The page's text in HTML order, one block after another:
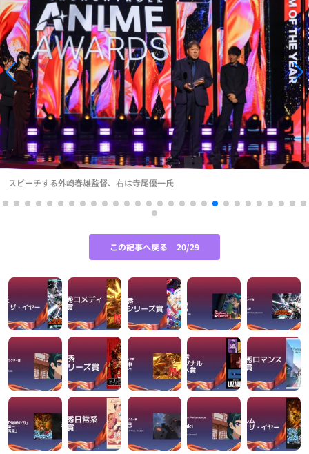
スピーチする外崎春雄監督、右は寺尾優一氏
この記事へ戻る 20/29